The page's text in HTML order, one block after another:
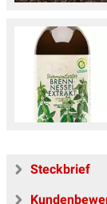
Steckbrief